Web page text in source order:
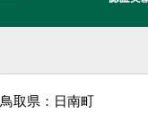
鳥取県：日南町